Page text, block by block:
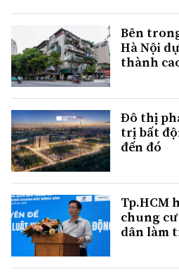
Bên
Hà Nội
thành
Đô thị
trị bất
đến đó
Tp.HCM
chung
dân làm